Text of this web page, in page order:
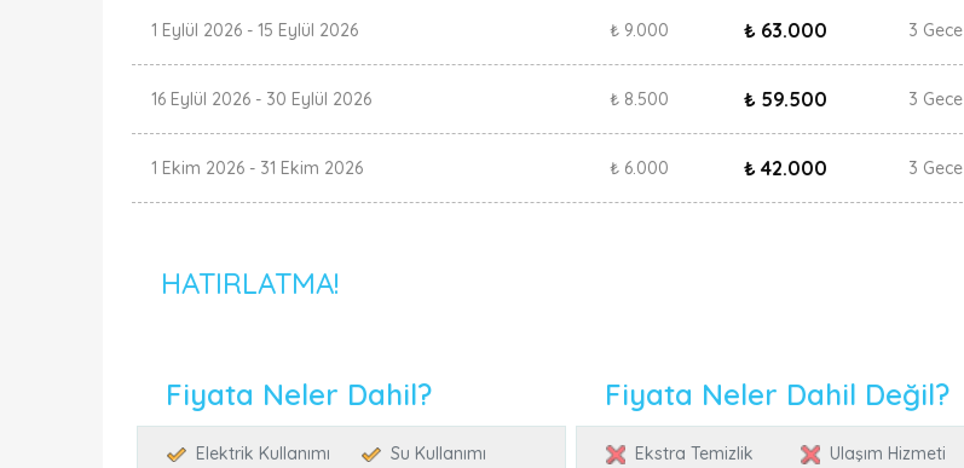
1 Eylül 2026 - 15 Eylül 2026 ₺ 9.000 ₺ 63.000 3 Gece
16 Eylül 2026 - 30 Eylül 2026 ₺ 8.500 ₺ 59.500 3 Gece
1 Ekim 2026 - 31 Ekim 2026 ₺ 6.000 ₺ 42.000 3 Gece
HATIRLATMA!
Fiyata Neler Dahil?
Elektrik Kullanımı Su Kullanımı
Fiyata Neler Dahil Değil?
Ekstra Temizlik Ulaşım Hizmeti